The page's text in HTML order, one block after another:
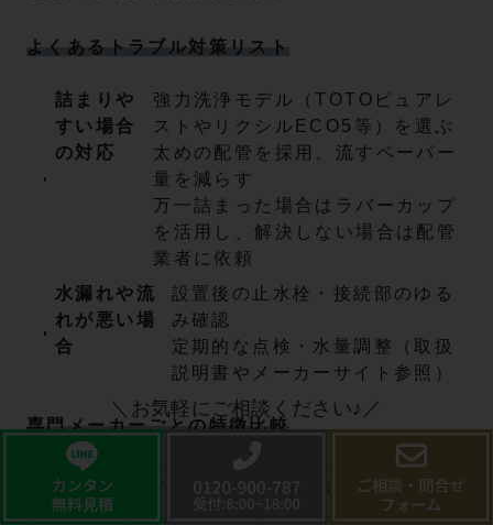
よくあるトラブル対策リスト
詰まりや
すい場合
の対応
強力洗浄モデル（TOTOピュアレ
ストやリクシルECO5等）を選ぶ
太めの配管を採用、流すペーパー
量を減らす
万一詰まった場合はラバーカップ
を活用し、解決しない場合は配管
業者に依頼
水漏れや流
れが悪い場
合
設置後の止水栓・接続部のゆる
み確認
定期的な点検・水量調整（取扱
説明書やメーカーサイト参照）
専門メーカーごとの特徴比較
メーカー 芯型特徴
水量調整事
価格帯
（目安）
＼お気軽にご相談ください♪／